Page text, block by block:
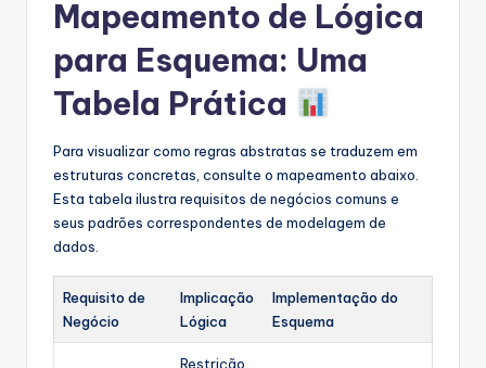
Mapeamento de Lógica
para Esquema: Uma
Tabela Prática
Para visualizar como regras abstratas se traduzem em
estruturas concretas, consulte o mapeamento abaixo.
Esta tabela ilustra requisitos de negócios comuns e
seus padrões correspondentes de modelagem de
dados.
Requisito de
Negócio
Implicação
Lógica
Implementação do
Esquema
Restrição